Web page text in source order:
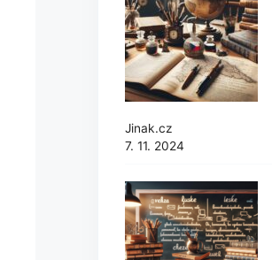
Jinak.cz
7. 11. 2024